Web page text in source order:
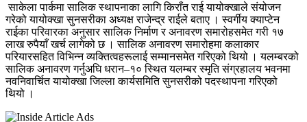
साकेला पार्कमा सालिक स्थापनाका लागि किराँत राई यायोक्खाले संयोजन
गरेको यायोक्खा सुनसरीका अध्यक्ष राजेन्द्र राईले बताए ।स्वर्गीय क्याप्टेन
राईका परिवारका अनुसार सालिक निर्माण र अनावरण समारोहसमेत गरी १७
लाख रुपैयाँ खर्च लागेको छ । सालिक अनावरण समारोहमा कलाकार
परियारसहित विभिन्न व्यक्तित्वहरूलाई सम्मानसमेत गरिएको थियो । यलम्बरको
सालिक अनावरण गर्नुअघि धरान–१० स्थित यलम्बर स्मृति संग्रहालय भवनमा
नवनिवार्चित यायोक्खा जिल्ला कार्यसमिति सुनसरीको पदस्थापना गरिएको
थियो ।